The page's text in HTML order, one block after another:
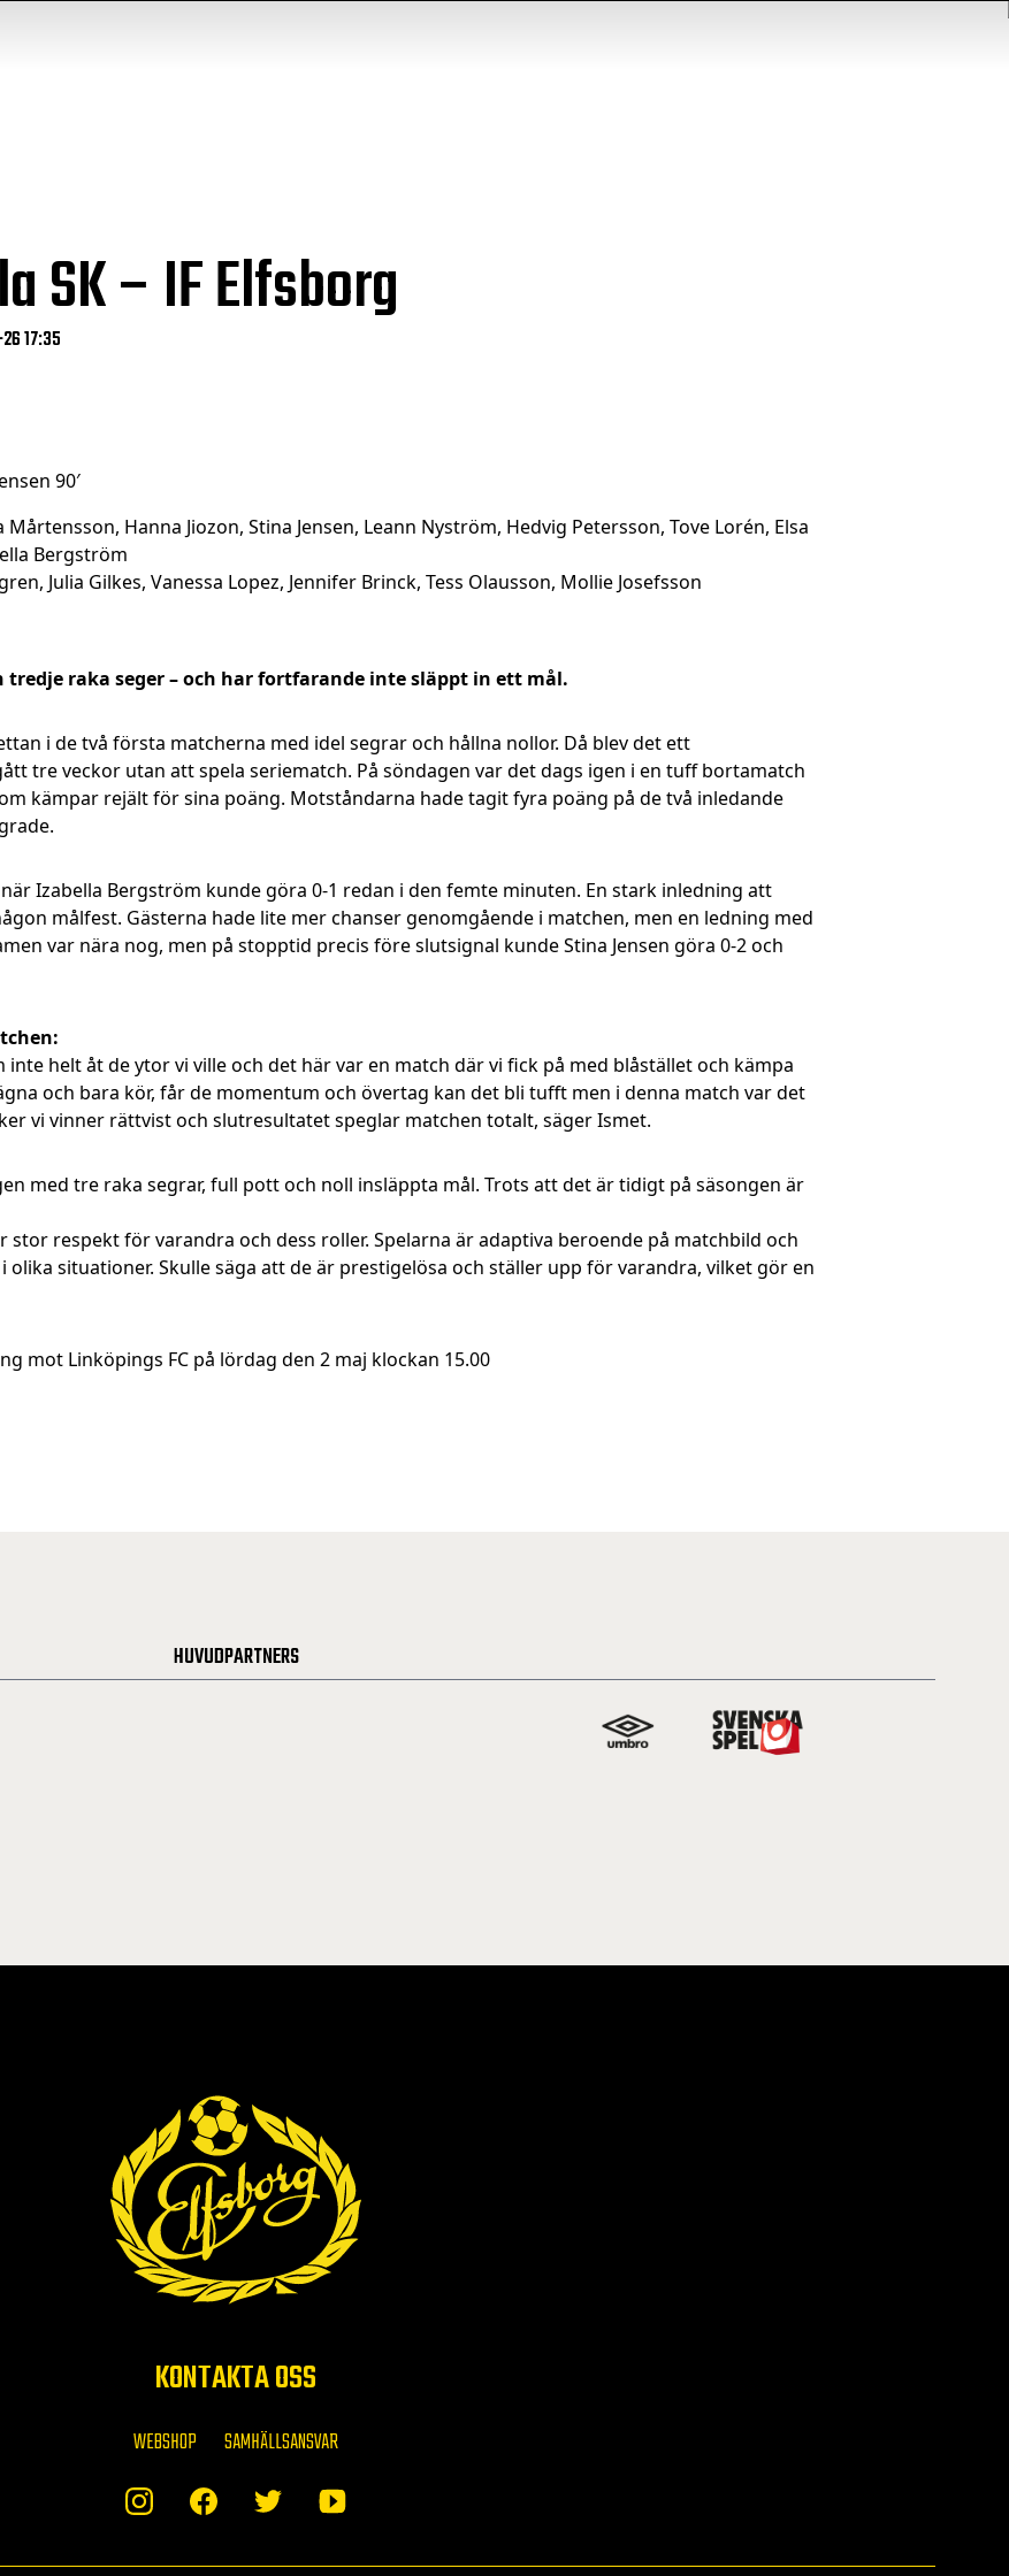
SK – IF Elfsborg
17:35
90′
Hanna Jiozon, Stina Jensen, Leann Nyström, Hedvig Petersson, Tove Lorén, Elsa
Bergström
Julia Gilkes, Vanessa Lopez, Jennifer Brinck, Tess Olausson, Mollie Josefsson
raka seger – och har fortfarande inte släppt in ett mål.
i de två första matcherna med idel segrar och hållna nollor. Då blev det ett
tre veckor utan att spela seriematch. På söndagen var det dags igen i en tuff bortamatch
kämpar rejält för sina poäng. Motståndarna hade tagit fyra poäng på de två inledande
Izabella Bergström kunde göra 0-1 redan i den femte minuten. En stark inledning att
målfest. Gästerna hade lite mer chanser genomgående i matchen, men en ledning med
var nära nog, men på stopptid precis före slutsignal kunde Stina Jensen göra 0-2 och
helt åt de ytor vi ville och det här var en match där vi fick på med blåstället och kämpa
och bara kör, får de momentum och övertag kan det bli tufft men i denna match var det
vi vinner rättvist och slutresultatet speglar matchen totalt, säger Ismet.
med tre raka segrar, full pott och noll insläppta mål. Trots att det är tidigt på säsongen är
stor respekt för varandra och dess roller. Spelarna är adaptiva beroende på matchbild och
situationer. Skulle säga att de är prestigelösa och ställer upp för varandra, vilket gör en
mot Linköpings FC på lördag den 2 maj klockan 15.00
HUVUDPARTNERS
KONTAKTA OSS
WEBSHOP SAMHÄLLSANSVAR